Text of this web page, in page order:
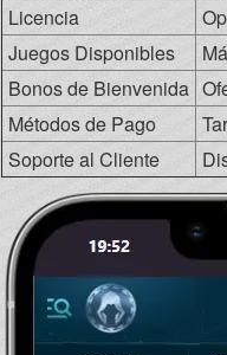
Licencia
Juegos Disponibles
Bonos de Bienvenida
Métodos de Pago
Soporte al Cliente